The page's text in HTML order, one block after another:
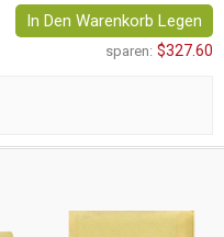
In Den Warenkorb Legen
sparen: $327.60